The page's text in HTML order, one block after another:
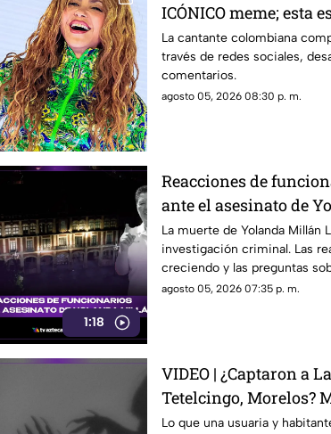
ICÓNICO meme; esta
fotografía
La cantante colombiana
través de redes sociales,
comentarios.
agosto 05, 2026 08:30 p. m.
1:18
Reacciones de
ante el asesinato de
ayudante municipal
La muerte de Yolanda Millán
investigación criminal. Las
creciendo y las preguntas
funcionarios municipales en
agosto 05, 2026 07:35 p. m.
VIDEO | ¿Captaron a
Tetelcingo, Morelos?
lamentos en
Lo que una usuaria y